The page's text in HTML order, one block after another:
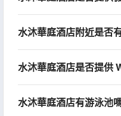
水沐華庭酒店附近是否
水沐華庭酒店是否提供
水沐華庭酒店有游泳池